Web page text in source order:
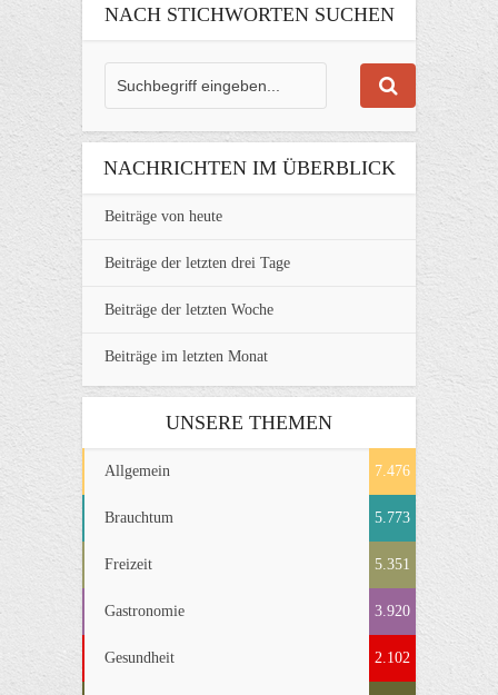
NACH STICHWORTEN SUCHEN
NACHRICHTEN IM ÜBERBLICK
Beiträge von heute
Beiträge der letzten drei Tage
Beiträge der letzten Woche
Beiträge im letzten Monat
UNSERE THEMEN
Allgemein 7.476
Brauchtum 5.773
Freizeit 5.351
Gastronomie 3.920
Gesundheit 2.102